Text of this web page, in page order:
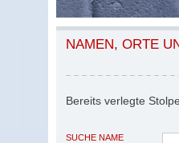
NAMEN, ORTE
Bereits verlegte
SUCHE NAME